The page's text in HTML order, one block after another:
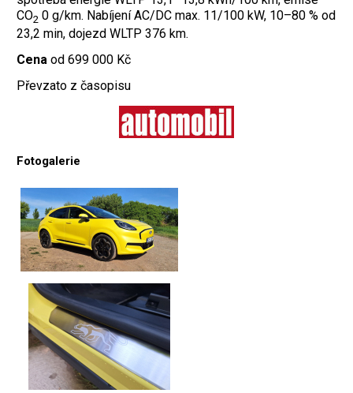
CO2 0 g/km. Nabíjení AC/DC max. 11/100 kW, 10–80 % od
23,2 min, dojezd WLTP 376 km.
Cena od 699 000 Kč
Převzato z časopisu
Fotogalerie